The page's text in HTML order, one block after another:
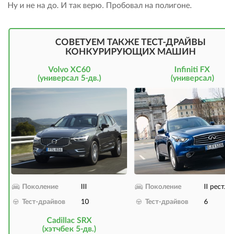
Ну и не на до. И так верю. Пробовал на полигоне.
СОВЕТУЕМ ТАКЖЕ ТЕСТ-ДРАЙВЫ
КОНКУРИРУЮЩИХ МАШИН
Volvo XC60
(универсал 5-дв.)
Поколение
Тест-драйвов 10
Infiniti FX
(универсал)
Поколение II рест.
Тест-драйвов 6
Cadillac SRX
(хэтчбек 5-дв.)